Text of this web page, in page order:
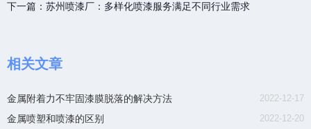
下一篇： 苏州喷漆厂：多样化喷漆服务满足不同行业需求
相关文章
2022-12-17
金属附着力不牢固漆膜脱落的解决方法
2022-12-20
金属喷塑和喷漆的区别